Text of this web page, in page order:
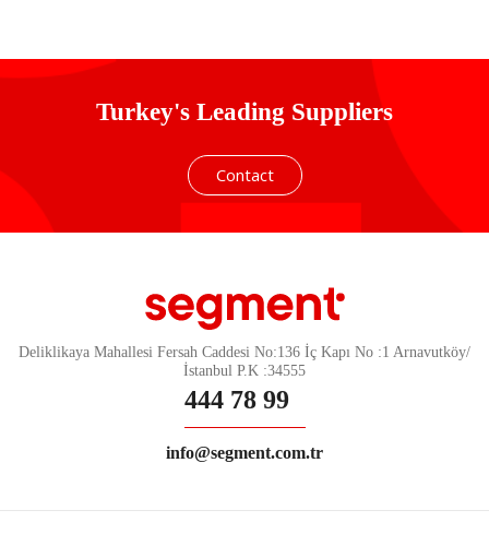
Turkey's Leading Suppliers
Contact
Deliklikaya Mahallesi Fersah Caddesi No:136 İç Kapı No :1 Arnavutköy/
İstanbul P.K :34555
444 78 99
info@segment.com.tr